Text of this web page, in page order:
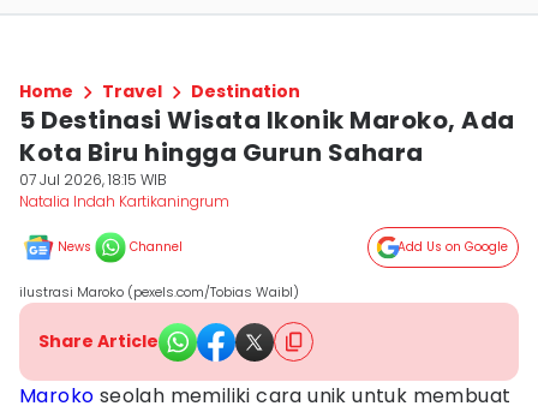
Home Travel Destination
5 Destinasi Wisata Ikonik Maroko, Ada
Kota Biru hingga Gurun Sahara
07 Jul 2026, 18:15 WIB
Natalia Indah Kartikaningrum
News Channel Add Us on Google
ilustrasi Maroko (pexels.com/Tobias Waibl)
Share Article
Maroko seolah memiliki cara unik untuk membuat